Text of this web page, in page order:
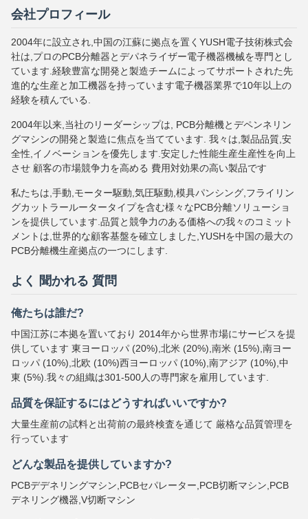
会社プロフィール
2004年に設立され,中国の江蘇に拠点を置くYUSH電子技術株式会
社は,プロのPCB分離器とデパネライザー電子機器機械を専門とし
ています.経験豊富な開発と製造チームによってサポートされた先
進的な生産と加工機器を持っています電子機器業界で10年以上の
経験を積んでいる.
2004年以来,当社のリーダーシップは, PCB分離機とデペンネリン
グマシンの開発と製造に焦点を当てています. 我々は,製品品質,安
全性,イノベーションを優先します.安定した性能生産生産性を向上
させ 顧客の市場競争力を高める 費用対効果の高い製品です
私たちは,手動,モーター駆動,気圧駆動,模具パンシング,フライリン
グカットラールータータイプを含む様々なPCB分離ソリューショ
ンを提供しています.品質と競争力のある価格への我々のコミット
メントは,世界的な顧客基盤を確立しました,YUSHを中国の最大の
PCB分離機生産拠点の一つにします.
よく 聞かれる 質問
俺たちは誰だ?
中国江苏に本拠を置いており 2014年から世界市場にサービスを提
供しています 東ヨーロッパ (20%),北米 (20%),南米 (15%),南ヨー
ロッパ (10%),北欧 (10%)西ヨーロッパ (10%),南アジア (10%),中
東 (5%).我々の組織は301-500人の専門家を雇用しています.
品質を保証するにはどうすればいいですか?
大量生産前の試料と出荷前の最終検査を通じて 厳格な品質管理を
行っています
どんな製品を提供していますか?
PCBデデネリングマシン,PCBセパレーター,PCB切断マシン,PCB
デネリング機器,V切断マシン